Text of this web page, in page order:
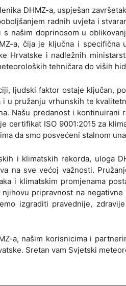
DHMZ-a, uspješan
radnih uvjeta i
s našim doprinosom u
a, čija je ključna i
Hrvatske i nadležnih
tehničara do viših
ljudski faktor ostaje ključan,
i u pružanju vrhunskih te
Našu predanost i
certifikat ISO 9001:2015 za
da smo posvećeni stalnom
i klimatskih rekorda, uloga
na sve većoj važnosti.
i klimatskim promjenama
pripravnost na
izgraditi pravednije,
a, našim korisnicima i
Sretan vam Svjetski